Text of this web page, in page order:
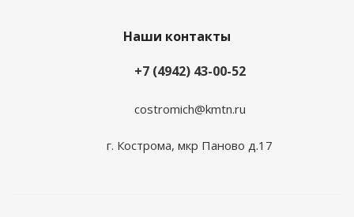
Наши контакты
+7 (4942) 43-00-52
costromich@kmtn.ru
г. Кострома, мкр Паново д.17